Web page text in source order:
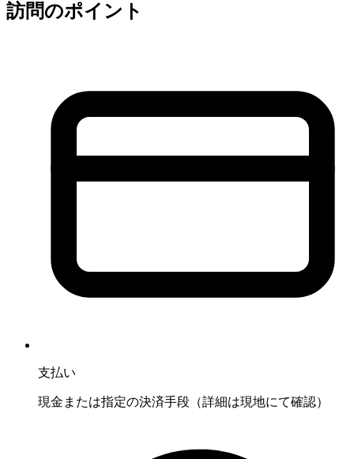
訪問のポイント
支払い
現金または指定の決済手段（詳細は現地にて確認）